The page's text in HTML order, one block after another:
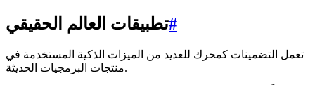
تطبيقات العالم الحقيقي#
تعمل التضمينات كمحرك للعديد من الميزات الذكية المستخدمة في
منتجات البرمجيات الحديثة.